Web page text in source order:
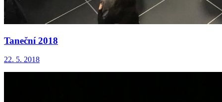
Taneční 2018
22. 5. 2018